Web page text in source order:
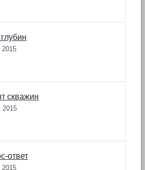
скважин
2015
ответ